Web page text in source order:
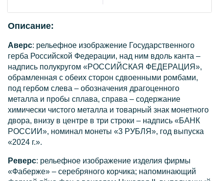
Описание:
Аверс: рельефное изображение Государственного
герба Российской Федерации, над ним вдоль канта –
надпись полукругом «РОССИЙСКАЯ ФЕДЕРАЦИЯ»,
обрамленная с обеих сторон сдвоенными ромбами,
под гербом слева – обозначения драгоценного
металла и пробы сплава, справа – содержание
химически чистого металла и товарный знак монетного
двора, внизу в центре в три строки – надпись «БАНК
РОССИИ», номинал монеты «3 РУБЛЯ», год выпуска
«2024 г.».
Реверс: рельефное изображение изделия фирмы
«Фаберже» – серебряного корчика; напоминающий